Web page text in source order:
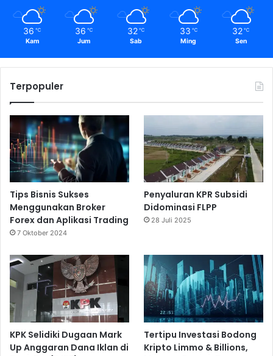
36 ℃
Kam
36 ℃
Jum
32 ℃
Sab
33 ℃
Ming
32 ℃
Sen
Terpopuler
Tips Bisnis Sukses
Menggunakan Broker
Forex dan Aplikasi Trading
7 Oktober 2024
Penyaluran KPR Subsidi
Didominasi FLPP
28 Juli 2025
KPK Selidiki Dugaan Mark
Up Anggaran Dana Iklan di
Tertipu Investasi Bodong
Kripto Limmo & Billions,